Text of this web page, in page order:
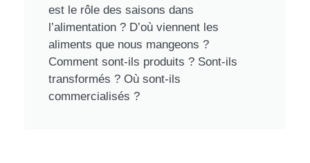
est le rôle des saisons dans
l’alimentation ? D’où viennent les
aliments que nous mangeons ?
Comment sont-ils produits ? Sont-ils
transformés ? Où sont-ils
commercialisés ?